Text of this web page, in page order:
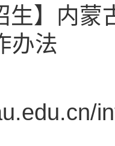
生】内蒙
办法